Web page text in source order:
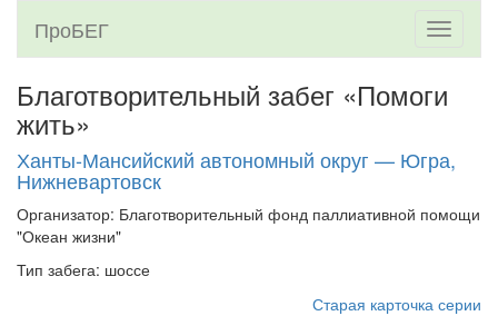
Toggle
ПроБЕГ
Благотворительный забег «Помоги
жить»
Ханты-Мансийский автономный округ — Югра,
Нижневартовск
Организатор: Благотворительный фонд паллиативной помощи
"Океан жизни"
Тип забега: шоссе
Старая карточка серии